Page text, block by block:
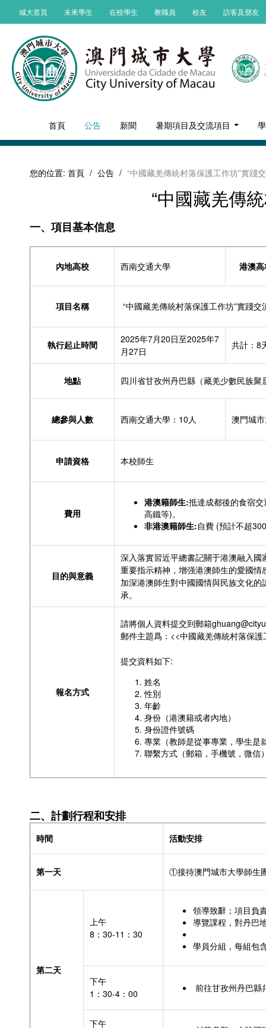
城大首頁 未來學生 在校學生 教職員 校友 訪客及朋友
首頁 公告 新聞 暑期項目及交流項目
您的位置: 首頁 / 公告 / “中國藏羌傳統村落保護工作坊”實踐
“中國藏羌傳
一、項目基本信息
內地高校 西南交通大學 港澳
項目名稱 “中國藏羌傳統村落保護工作坊”實踐交
執行起止時間
2025年7月20日至2025年7
月27日
共計：8
地點 四川省甘孜州丹巴縣（藏羌少數民族聚
總參與人數 西南交通大學：10人 澳門城
申請資格 本校師生
費用
港澳籍師生:抵達成都後的食宿
高鐵等)。
非港澳籍師生:自費 (預計不超
目的與意義
深入落實習近平總書記關于港澳融入國
重要指示精神，增强港澳師生的愛國
加深港澳師生對中國國情與民族文化
承。
報名方式
請將個人資料提交到郵箱
郵件主題爲：<<中國藏羌傳統村落保護
提交資料如下:
姓名
性別
年齡
身份（港澳籍或者內地）
身份證件號碼
專業（教師是從事專業，學生是
聯繫方式（郵箱，手機號，微信
二、計劃行程和安排
時間 活動安排
第一天 ①接待澳門城市大學師生
第二天
上午
8：30-11：30
領導致辭；項目負
導覽課程，對丹巴
學員分組，每組包
下午
1：30-4：00
前往甘孜州丹巴縣
下午